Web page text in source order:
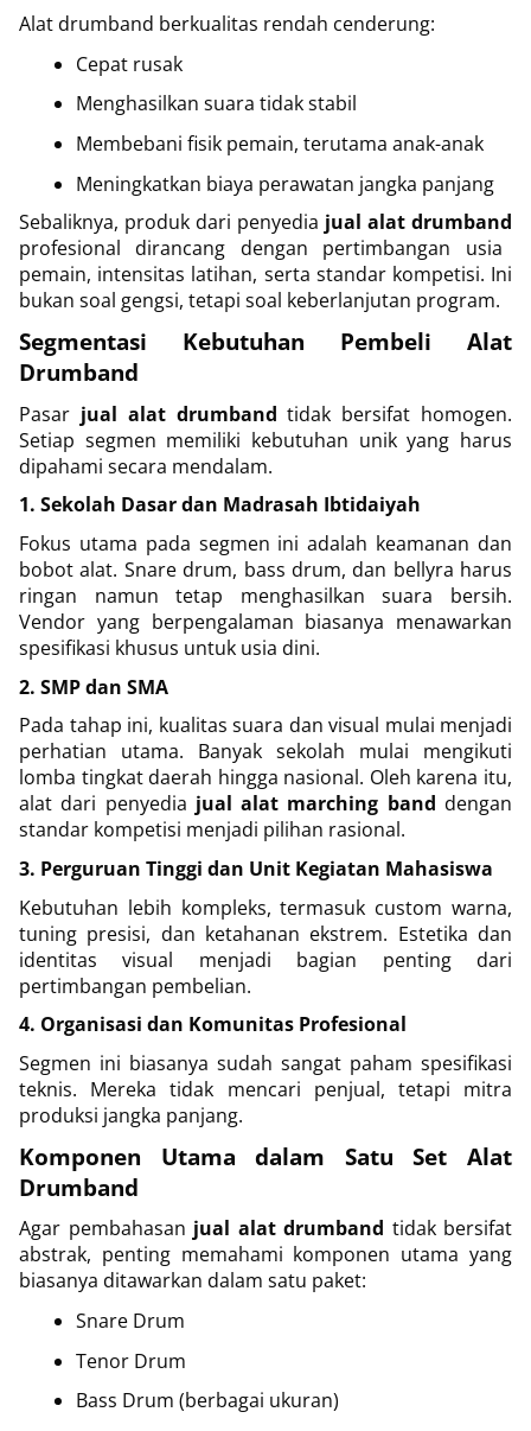
Alat drumband berkualitas rendah cenderung:
Cepat rusak
Menghasilkan suara tidak stabil
Membebani fisik pemain, terutama anak-anak
Meningkatkan biaya perawatan jangka panjang
Sebaliknya, produk dari penyedia jual alat drumband
profesional dirancang dengan pertimbangan usia
pemain, intensitas latihan, serta standar kompetisi. Ini
bukan soal gengsi, tetapi soal keberlanjutan program.
Segmentasi Kebutuhan Pembeli Alat
Drumband
Pasar jual alat drumband tidak bersifat homogen.
Setiap segmen memiliki kebutuhan unik yang harus
dipahami secara mendalam.
1. Sekolah Dasar dan Madrasah Ibtidaiyah
Fokus utama pada segmen ini adalah keamanan dan
bobot alat. Snare drum, bass drum, dan bellyra harus
ringan namun tetap menghasilkan suara bersih.
Vendor yang berpengalaman biasanya menawarkan
spesifikasi khusus untuk usia dini.
2. SMP dan SMA
Pada tahap ini, kualitas suara dan visual mulai menjadi
perhatian utama. Banyak sekolah mulai mengikuti
lomba tingkat daerah hingga nasional. Oleh karena itu,
alat dari penyedia jual alat marching band dengan
standar kompetisi menjadi pilihan rasional.
3. Perguruan Tinggi dan Unit Kegiatan Mahasiswa
Kebutuhan lebih kompleks, termasuk custom warna,
tuning presisi, dan ketahanan ekstrem. Estetika dan
identitas visual menjadi bagian penting dari
pertimbangan pembelian.
4. Organisasi dan Komunitas Profesional
Segmen ini biasanya sudah sangat paham spesifikasi
teknis. Mereka tidak mencari penjual, tetapi mitra
produksi jangka panjang.
Komponen Utama dalam Satu Set Alat
Drumband
Agar pembahasan jual alat drumband tidak bersifat
abstrak, penting memahami komponen utama yang
biasanya ditawarkan dalam satu paket:
Snare Drum
Tenor Drum
Bass Drum (berbagai ukuran)